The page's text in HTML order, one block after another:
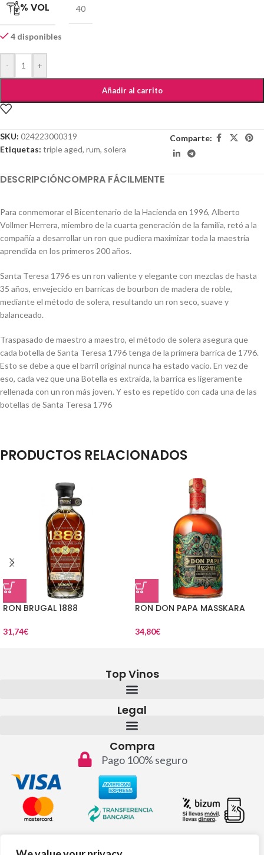
% VOL 40
4 disponibles
- +
Añadir al carrito
SKU: 024223000319
Etiquetas: triple aged, rum, solera
Comparte:
DESCRIPCIÓNCOMPRA FÁCILMENTE
Para conmemorar el Bicentenario de la Hacienda en 1996, Alberto
Vollmer Herrera, miembro de la cuarta generación de la familia, retó a la
compañía a desarrollar un ron que pudiera maximizar toda la maestría
aprendida en los primeros 200 años.
Santa Teresa 1796 es un ron valiente y elegante con mezclas de hasta
35 años, envejecido en barricas de bourbon de madera de roble,
mediante el método de solera, resultando un ron seco, suave y
balanceado.
Traspasado de maestro a maestro, el método de solera asegura que
cada botella de Santa Teresa 1796 tenga de la primera barrica de 1796.
Esto se debe a que el barril original nunca ha estado vacío. En vez de
eso, cada vez que una Botella es extraída, la barrica es ligeramente
rellenada con un ron más joven. Y esto es repetido con cada una de las
botellas de Santa Teresa 1796
PRODUCTOS RELACIONADOS
RON BRUGAL 1888
31,74€
RON DON PAPA MASSKARA
34,80€
Top Vinos
Legal
Compra
Pago 100% seguro